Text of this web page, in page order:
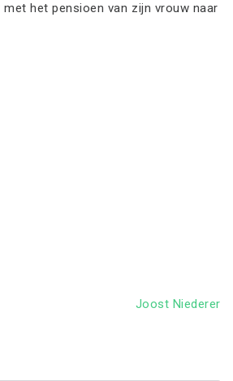
het pensioen van zijn vrouw naar
Next
Joost Niederer